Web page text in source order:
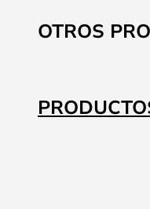
al
comienzo
galería
de
OTROS